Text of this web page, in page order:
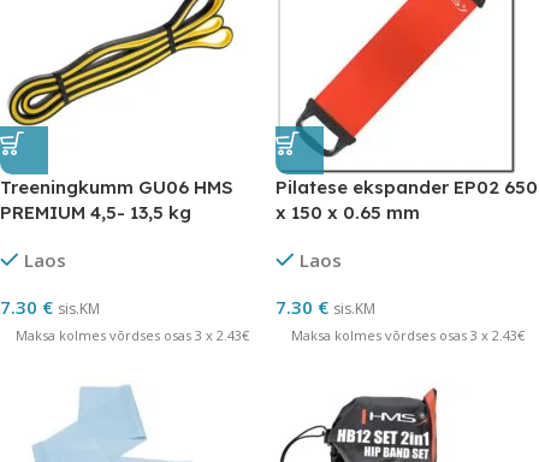
Treeningkumm GU06 HMS
PREMIUM 4,5- 13,5 kg
Laos
7.30 € sis.KM
Maksa kolmes võrdses osas 3 x 2.43€
Pilatese ekspander EP02 650
x 150 x 0.65 mm
Laos
7.30 € sis.KM
Maksa kolmes võrdses osas 3 x 2.43€